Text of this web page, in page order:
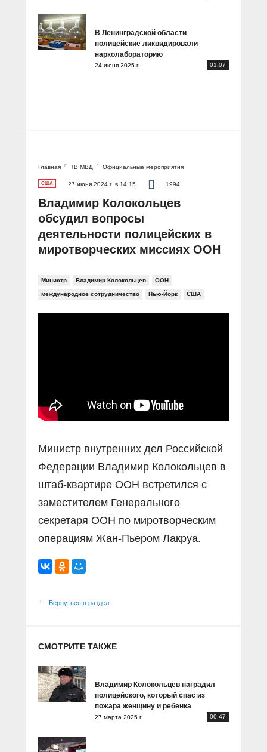
В Ленинградской области
полицейские ликвидировали
нарколабораторию
24 июня 2025 г. 01:07
Главная ТВ МВД Официальные мероприятия
США 27 июня 2024 г. в 14:15 1994
Владимир Колокольцев
обсудил вопросы
деятельности полицейских в
миротворческих миссиях ООН
Министр Владимир Колокольцев ООН
международное сотрудничество Нью-Йорк США
Министр внутренних дел Российской
Федерации Владимир Колокольцев в
штаб-квартире ООН встретился с
заместителем Генерального
секретаря ООН по миротворческим
операциям Жан-Пьером Лакруа.
Вернуться в раздел
СМОТРИТЕ ТАКЖЕ
Владимир Колокольцев наградил
полицейского, который спас из
пожара женщину и ребенка
27 марта 2025 г. 00:47